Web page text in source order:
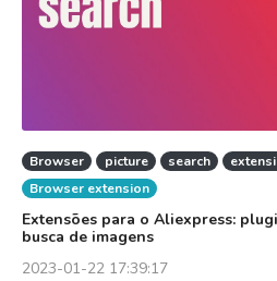
Browser picture search
Browser extension
Extensões para o Aliexpress:
busca de imagens
2023-01-22 17:39:17